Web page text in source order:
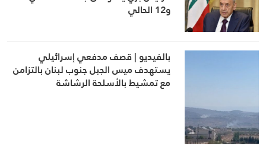
و12 الحالي
بالفيديو | قصف مدفعي إسرائيلي
يستهدف ميس الجبل جنوب لبنان بالتزامن
مع تمشيط بالأسلحة الرشاشة